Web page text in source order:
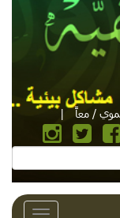
/ معاً
|